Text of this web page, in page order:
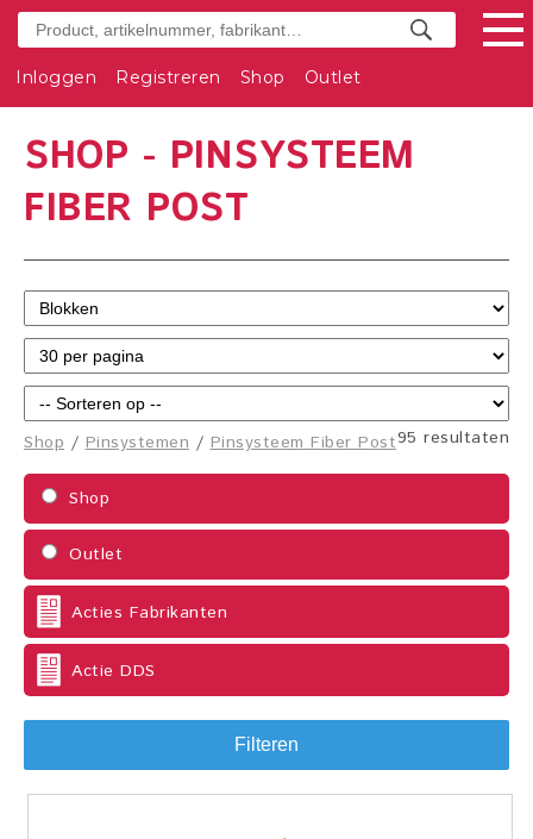
Inloggen Registreren Shop Outlet
SHOP - PINSYSTEEM
FIBER POST
95 resultaten
Shop /Pinsystemen /Pinsysteem Fiber Post
Shop
Outlet
Acties Fabrikanten
Actie DDS
Filteren